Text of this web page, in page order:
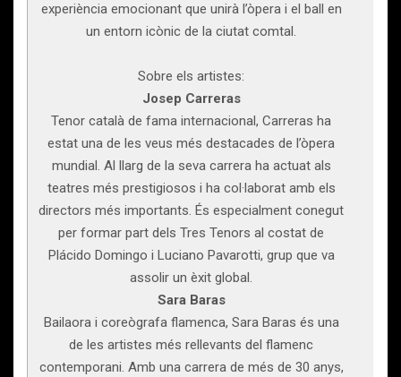
experiència emocionant que unirà l’òpera i el ball en
un entorn icònic de la ciutat comtal.
Sobre els artistes:
Josep Carreras
Tenor català de fama internacional, Carreras ha
estat una de les veus més destacades de l’òpera
mundial. Al llarg de la seva carrera ha actuat als
teatres més prestigiosos i ha col·laborat amb els
directors més importants. És especialment conegut
per formar part dels Tres Tenors al costat de
Plácido Domingo i Luciano Pavarotti, grup que va
assolir un èxit global.
Sara Baras
Bailaora i coreògrafa flamenca, Sara Baras és una
de les artistes més rellevants del flamenc
contemporani. Amb una carrera de més de 30 anys,